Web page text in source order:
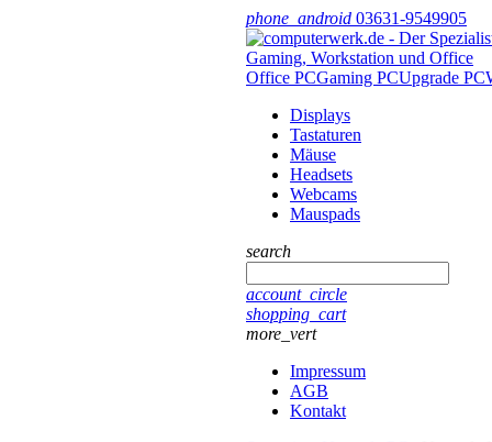
phone_android 03631-9549905
Office PCGaming PCUpgrade PC
Displays
Tastaturen
Mäuse
Headsets
Webcams
Mauspads
search
account_circle
shopping_cart
more_vert
Impressum
AGB
Kontakt